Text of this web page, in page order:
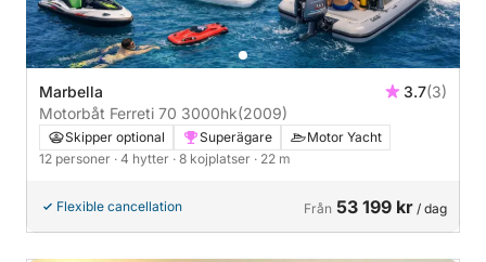
Marbella 3.7(3)
Motorbåt Ferreti 70 3000hk(2009)
Skipper optional Superägare
Motor Yacht
12 personer · 4 hytter · 8 kojplatser · 22 m
Flexible cancellation Från 53 199 kr / dag